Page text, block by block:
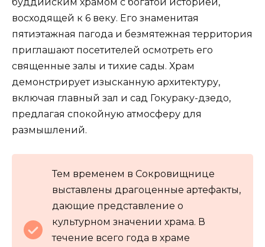
восходящей к 6 веку. Его знаменитая
пятиэтажная пагода и безмятежная территория
приглашают посетителей осмотреть его
священные залы и тихие сады. Храм
демонстрирует изысканную архитектуру,
включая главный зал и сад Гокураку-дзедо,
предлагая спокойную атмосферу для
размышлений.
Тем временем в Сокровищнице
выставлены драгоценные артефакты,
дающие представление о
культурном значении храма. В
течение всего года в храме